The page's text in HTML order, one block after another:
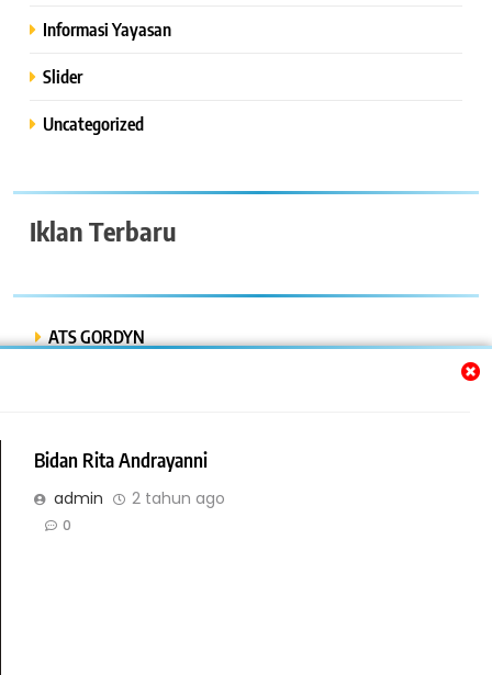
Bidan Rita Andrayanni
admin 2 tahun ago
0
Informasi Yayasan
Slider
Uncategorized
Iklan Terbaru
ATS GORDYN
BENGKEL MOBIL ISTIQOMAH
BENGKEL LAS AMR